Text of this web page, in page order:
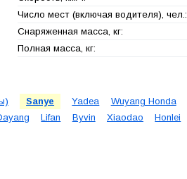
Число мест (включая водителя), чел.:
Снаряженная масса, кг:
Полная масса, кг:
Sanye Yadea Wuyang Honda
Lifan Byvin Xiaodao Honlei